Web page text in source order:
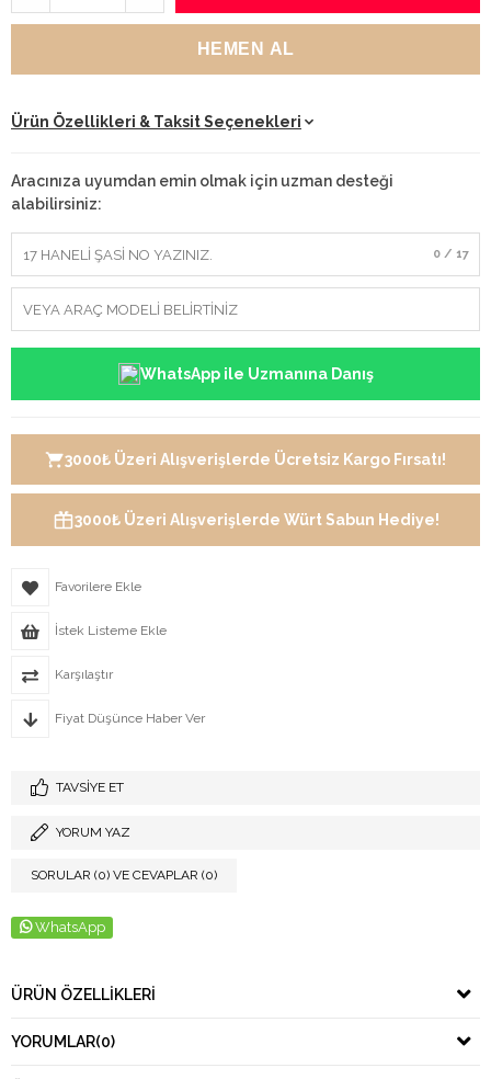
Ürün Özellikleri & Taksit Seçenekleri
Aracınıza uyumdan emin olmak için uzman desteği
alabilirsiniz:
0 / 17
WhatsApp ile Uzmanına Danış
3000₺ Üzeri Alışverişlerde Ücretsiz Kargo Fırsatı!
3000₺ Üzeri Alışverişlerde Würt Sabun Hediye!
Favorilere Ekle
İstek Listeme Ekle
Karşılaştır
Fiyat Düşünce Haber Ver
TAVSIYE ET
YORUM YAZ
SORULAR (0) VE CEVAPLAR (0)
WhatsApp
ÜRÜN ÖZELLIKLERI
YORUMLAR(0)